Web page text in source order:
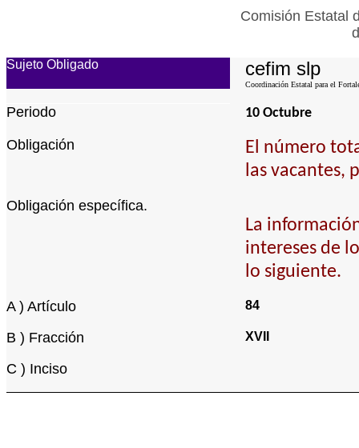
Comisión Estatal
Sujeto Obligado cefim slp
Coordinación Estatal para el
Periodo 10 Octubre
Obligación
El número
las vacantes,
Obligación específica.
La
intereses de
lo siguiente.
A ) Artículo 84
B ) Fracción XVII
C ) Inciso